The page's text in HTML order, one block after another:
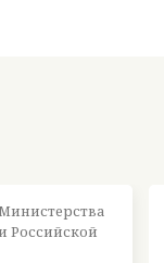
Российской